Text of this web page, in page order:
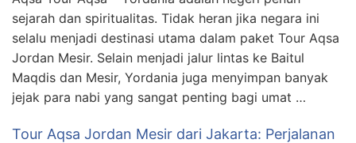
sejarah dan spiritualitas. Tidak heran jika negara ini
selalu menjadi destinasi utama dalam paket Tour Aqsa
Jordan Mesir. Selain menjadi jalur lintas ke Baitul
Maqdis dan Mesir, Yordania juga menyimpan banyak
jejak para nabi yang sangat penting bagi umat …
Tour Aqsa Jordan Mesir dari Jakarta: Perjalanan